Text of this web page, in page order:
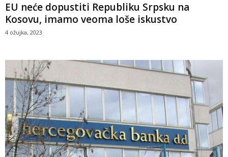
EU neće dopustiti Republiku Srpsku na
Kosovu, imamo veoma loše iskustvo
4 ožujka, 2023